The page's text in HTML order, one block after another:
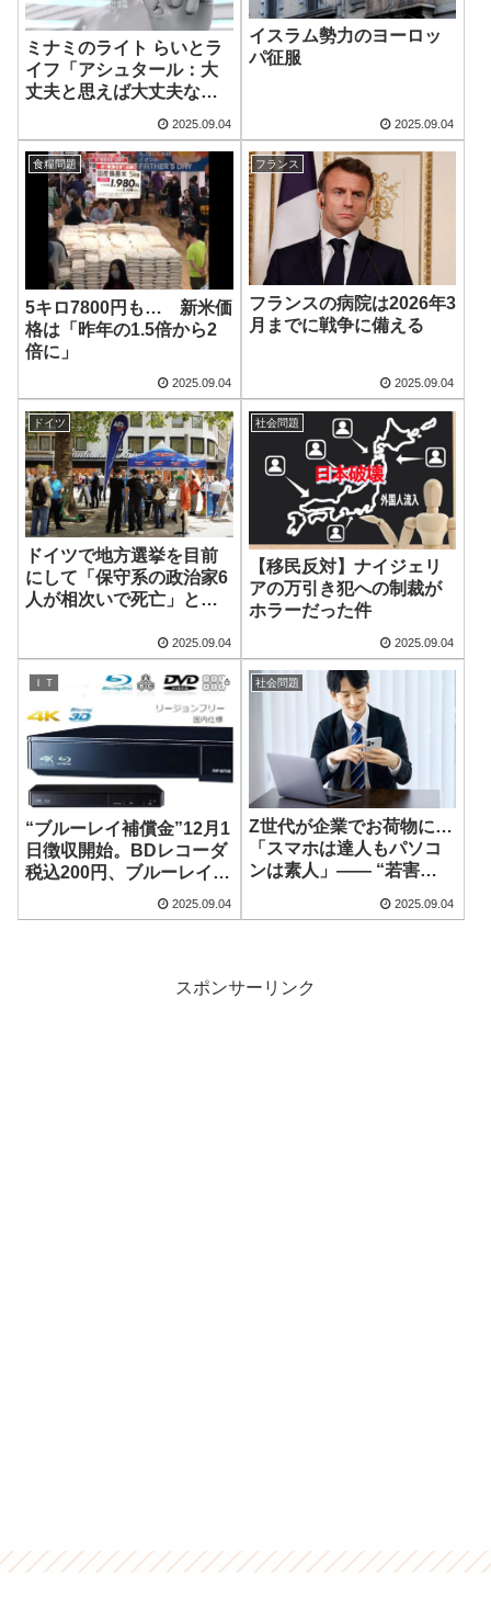
ミナミのライト らいとラ
イフ「アシュタール：大
丈夫と思えば大丈夫なの
2025.09.04
イスラム勢力のヨーロッ
パ征服
2025.09.04
食糧問題
5キロ7800円も… 新米価
格は「昨年の1.5倍から2
倍に」
2025.09.04
フランス
フランスの病院は2026年3
月までに戦争に備える
2025.09.04
ドイツ
ドイツで地方選挙を目前
にして「保守系の政治家6
人が相次いで死亡」とい
2025.09.04
社会問題
【移民反対】ナイジェリ
アの万引き犯への制裁が
ホラーだった件
2025.09.04
ＩＴ
“ブルーレイ補償金”12月1
日徴収開始。BDレコーダ
税込200円、ブルーレイデ
ィスクは基準価格の1%(税
別)
2025.09.04
社会問題
Z世代が企業でお荷物に…
「スマホは達人もパソコ
ンは素人」―― “若害
2025.09.04
スポンサーリンク